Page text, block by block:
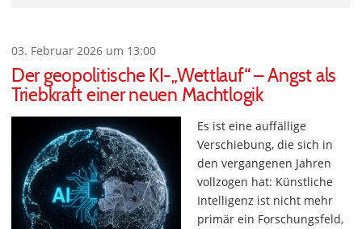
03. Februar 2026 um 13:00
Der geopolitische KI-„Wettlauf“ – Angst als
Triebkraft einer neuen Machtlogik
Es ist eine auffällige
Verschiebung, die sich in
den vergangenen Jahren
vollzogen hat: Künstliche
Intelligenz ist nicht mehr
primär ein Forschungsfeld,